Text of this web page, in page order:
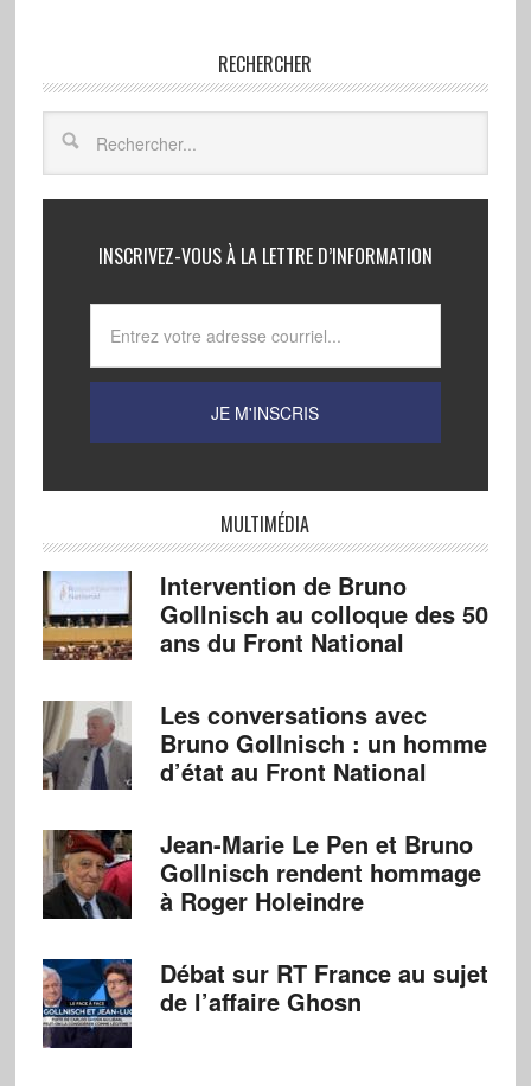
RECHERCHER
INSCRIVEZ-VOUS À LA LETTRE D’INFORMATION
MULTIMÉDIA
Intervention de Bruno
Gollnisch au colloque des 50
ans du Front National
Les conversations avec
Bruno Gollnisch : un homme
d’état au Front National
Jean-Marie Le Pen et Bruno
Gollnisch rendent hommage
à Roger Holeindre
Débat sur RT France au sujet
de l’affaire Ghosn